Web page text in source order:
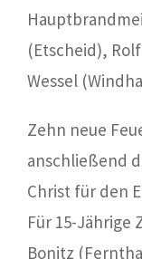
(Etscheid),
Wessel
Zehn neue
anschließend
Christ für den
Für 15-Jährige
Bonitz